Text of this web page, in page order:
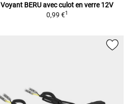
Voyant BERU avec culot en verre 12V
0,99 €1